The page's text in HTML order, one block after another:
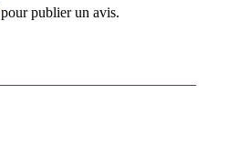
pour publier un avis.